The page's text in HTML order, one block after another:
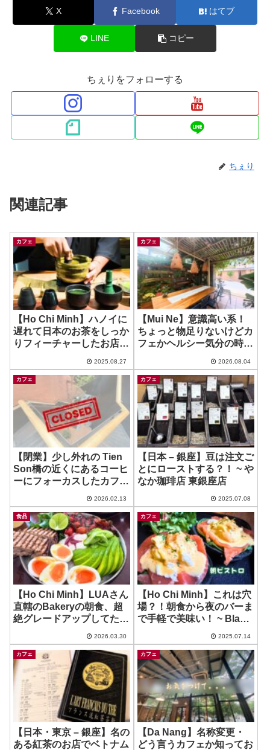
X Facebook はてブ
LINE コピー
ちぇりをフォローする
ちぇり
関連記事
カフェ
【Ho Chi Minh】ハノイに
遅れて日本のお茶をしっか
りフィーチャーしたお店が
2025.08.27
カフェ
【Mui Ne】意識高い系！
ちょっと物足りないけどカ
フェかヘルシー気分の時
2026.08.04
カフェ
【閉業】少し外れの Tien
Son橋の近くにあるコーヒ
ーにフォーカスしたカフェ
2026.02.13
カフェ
【日本 – 銀座】豆は注文ご
とにローストする？！ ~ や
なか珈琲店 東銀座店
2025.07.08
食品
【Ho Chi Minh】LUAさん
直轄のBakeryの朝食、超
絶グレードアップしてた
2026.03.30
カフェ
【Ho Chi Minh】これは穴
場？！朝食から夜のバーま
で手軽で美味い！ ~ Black
2025.07.14
カフェ
【日本・東京 – 銀座】名の
ある紅茶のお店でベトナム
カフェ
【Da Nang】名称変更・
どう言うカフェか知ってお